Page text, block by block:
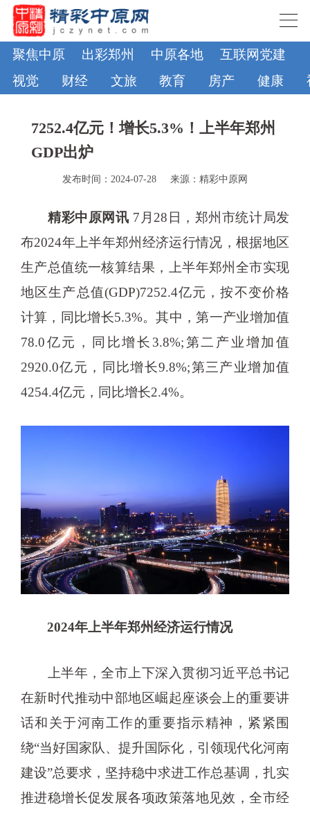
聚焦中原 出彩郑州 中原各地 互联网党建
视觉
财经 文旅 教育 房产 健康
7252.4亿元！增长5.3%！上半年郑州
GDP出炉
发布时间：2024-07-28 来源：精彩中原网
精彩中原网讯 7月28日，郑州市统计局发
布2024年上半年郑州经济运行情况，根据地区
生产总值统一核算结果，上半年郑州全市实现
地区生产总值(GDP)7252.4亿元，按不变价格
计算，同比增长5.3%。其中，第一产业增加值
78.0亿元，同比增长3.8%;第二产业增加值
2920.0亿元，同比增长9.8%;第三产业增加值
4254.4亿元，同比增长2.4%。
2024年上半年郑州经济运行情况
上半年，全市上下深入贯彻习近平总书记
在新时代推动中部地区崛起座谈会上的重要讲
话和关于河南工作的重要指示精神，紧紧围
绕“当好国家队、提升国际化，引领现代化河南
建设”总要求，坚持稳中求进工作总基调，扎实
推进稳增长促发展各项政策落地见效，全市经